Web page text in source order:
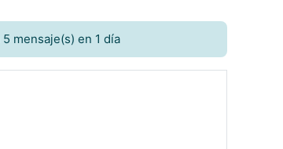
mensaje(s) en 1 día